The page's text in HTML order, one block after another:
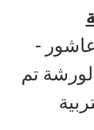
عاشور -
مارس 2022 وفي ختام الورشة تم